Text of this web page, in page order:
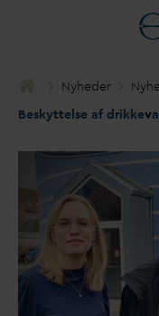
Nyheder
Beskyttelse af drikkevand i